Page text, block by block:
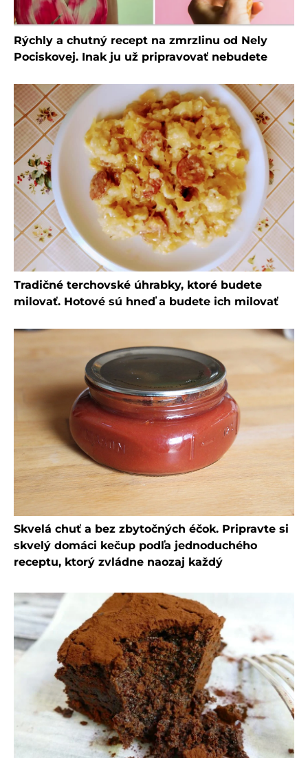
Rýchly a chutný recept na zmrzlinu od Nely
Pociskovej. Inak ju už pripravovať nebudete
Tradičné terchovské úhrabky, ktoré budete
milovať. Hotové sú hneď a budete ich milovať
Skvelá chuť a bez zbytočných éčok. Pripravte si
skvelý domáci kečup podľa jednoduchého
receptu, ktorý zvládne naozaj každý